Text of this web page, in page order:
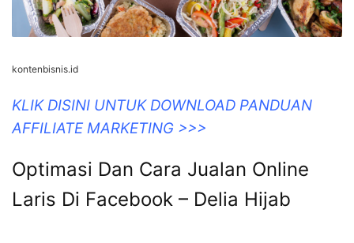
kontenbisnis.id
KLIK DISINI UNTUK DOWNLOAD PANDUAN
AFFILIATE MARKETING >>>
Optimasi Dan Cara Jualan Online
Laris Di Facebook – Delia Hijab